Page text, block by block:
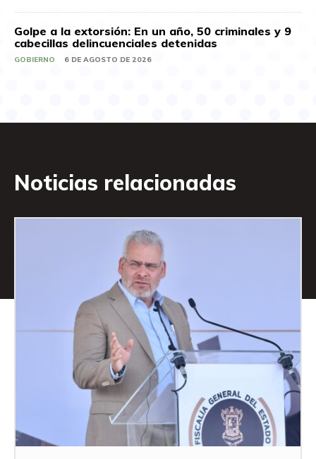
Golpe a la extorsión: En un año, 50 criminales y 9
cabecillas delincuenciales detenidas
GOBIERNO 6 DE AGOSTO DE 2026
Noticias relacionadas